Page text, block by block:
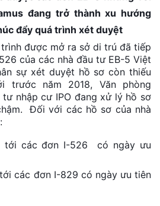
đang trở thành xu hướng
đẩy quá trình xét duyệt
được mở ra sở di trú đã tiếp
của các nhà đầu tư EB-5 Việt
sự xét duyệt hồ sơ còn thiếu
trước năm 2018, Văn phòng
nhập cư IPO đang xử lý hồ sơ
Đối với các hồ sơ của nhà
tới các đơn I-526 có ngày ưu
các đơn I-829 có ngày ưu tiên